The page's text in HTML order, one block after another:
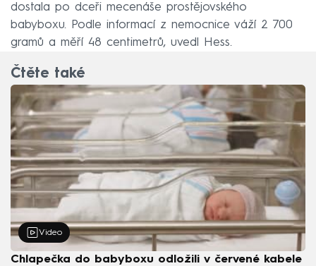
dostala po dceři mecenáše prostějovského
babyboxu. Podle informací z nemocnice váží 2 700
gramů a měří 48 centimetrů, uvedl Hess.
Čtěte také
Video
Chlapečka do babyboxu odložili v červené kabele